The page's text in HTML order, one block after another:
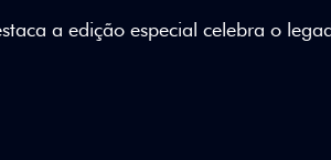
e detalhes em Citrus Green criam